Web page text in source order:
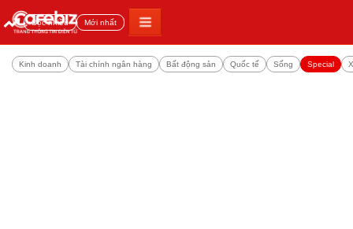
Đọc nhiều Mới nhất
Kinh doanh Tài chính ngân hàng Bất động sản Quốc tế Sống Special